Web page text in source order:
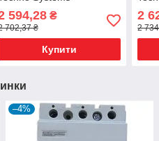
594,28₴
702,37 ₴
Купити
2
2
–4%